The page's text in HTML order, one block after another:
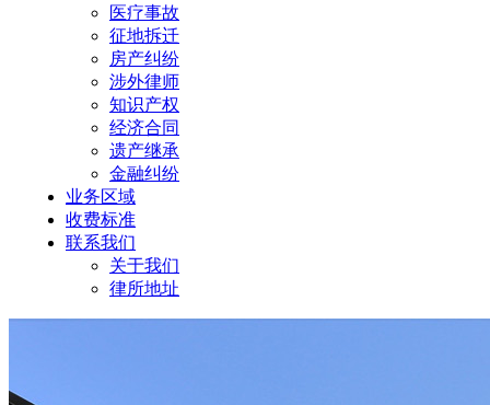
医疗事故
征地拆迁
房产纠纷
涉外律师
知识产权
经济合同
遗产继承
金融纠纷
业务区域
收费标准
联系我们
关于我们
律所地址